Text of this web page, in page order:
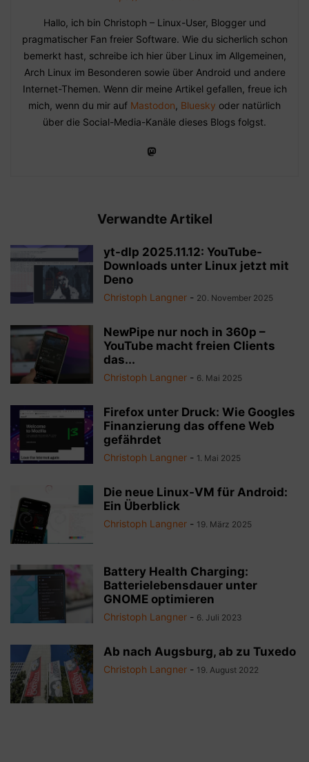
Hallo, ich bin Christoph – Linux-User, Blogger und
pragmatischer Fan freier Software. Wie du sicherlich schon
bemerkt hast, schreibe ich hier über Linux im Allgemeinen,
Arch Linux im Besonderen sowie über Android und andere
Internet-Themen. Wenn dir meine Artikel gefallen, freue ich
mich, wenn du mir auf Mastodon Bluesky oder natürlich
über die Social-Media-Kanäle dieses Blogs folgst.
Verwandte Artikel
yt-dlp 2025.11.12: YouTube-
Downloads unter Linux jetzt mit
Deno
Christoph Langner - 20. November 2025
NewPipe nur noch in 360p –
YouTube macht freien Clients
das...
Christoph Langner - 6. Mai 2025
Firefox unter Druck: Wie Googles
Finanzierung das offene Web
gefährdet
Christoph Langner - 1. Mai 2025
Die neue Linux-VM für Android:
Ein Überblick
Christoph Langner - 19. März 2025
Battery Health Charging:
Batterielebensdauer unter
GNOME optimieren
Christoph Langner - 6. Juli 2023
Ab nach Augsburg, ab zu Tuxedo
Christoph Langner - 19. August 2022